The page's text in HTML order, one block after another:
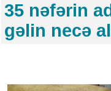
35 nəfərin
gəlin necə